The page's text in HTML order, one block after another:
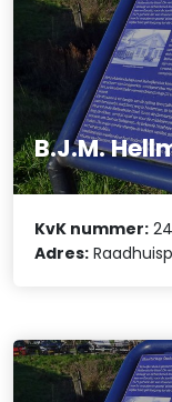
B.J.M.
KvK nummer:
Adres: